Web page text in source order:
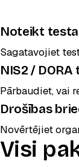
Noteikt
Sagatavojiet
NIS2 /
Pārbaudiet, vai
Drošības
Novērtējiet
Visi